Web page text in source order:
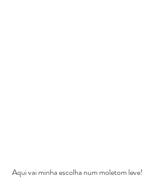
  Aqui vai minha escolha num moletom leve!